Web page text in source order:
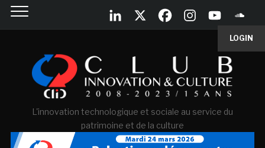
LOGIN
L'innovation technologique et sociale au service du
patrimoine et de la culture